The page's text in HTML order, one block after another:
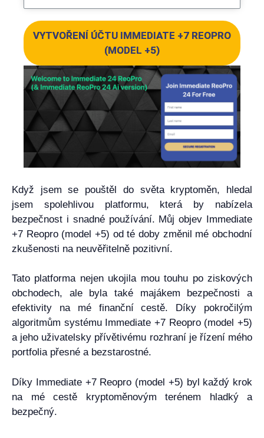
VYTVOŘENÍ ÚČTU IMMEDIATE +7 REOPRO
(MODEL +5)
Když jsem se pouštěl do světa kryptoměn, hledal
jsem spolehlivou platformu, která by nabízela
bezpečnost i snadné používání. Můj objev Immediate
+7 Reopro (model +5) od té doby změnil mé obchodní
zkušenosti na neuvěřitelně pozitivní.
Tato platforma nejen ukojila mou touhu po ziskových
obchodech, ale byla také majákem bezpečnosti a
efektivity na mé finanční cestě. Díky pokročilým
algoritmům systému Immediate +7 Reopro (model +5)
a jeho uživatelsky přívětivému rozhraní je řízení mého
portfolia přesné a bezstarostné.
Díky Immediate +7 Reopro (model +5) byl každý krok
na mé cestě kryptoměnovým terénem hladký a
bezpečný.